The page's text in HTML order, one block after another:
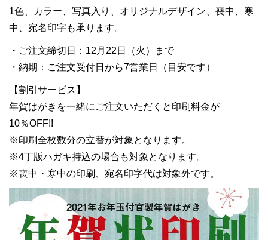
1色、カラー、写真入り、オリジナルデザイン、喪中、寒
中、宛名印字も承ります。
・ご注文締切日：12月22日（火）まで
・納期：ご注文受付日から7営業日（目安です）
【割引サービス】
年賀はがきを一緒にご注文いただくと印刷料金が
10％OFF!!
※印刷全枚数分の立替が対象となります。
※4丁版ハガキ持込の場合も対象となります。
※喪中・寒中の印刷、宛名印字代は対象外です。